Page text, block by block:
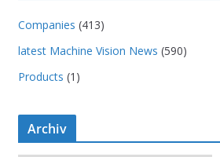
Companies (413)
latest Machine Vision News (590)
Products (1)
Archiv